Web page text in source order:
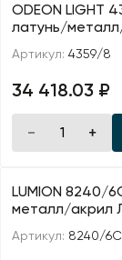
ODEON LIGHT
латунь/
Артикул: 4359/8
34 418.03 ₽
LUMION 8240/
металл/акрил
Артикул: 8240/6C